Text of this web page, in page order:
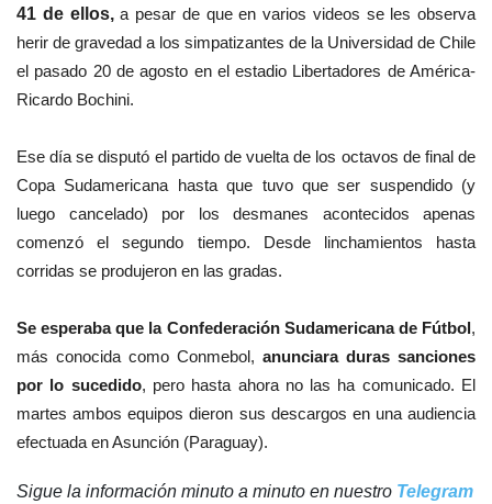
41 de ellos,a pesar de que en varios videos se les observa
herir de gravedad a los simpatizantes de la Universidad de Chile
el pasado 20 de agosto en el estadio Libertadores de América-
Ricardo Bochini.
Ese día se disputó el partido de vuelta de los octavos de final de
Copa Sudamericana hasta que tuvo que ser suspendido (y
luego cancelado) por los desmanes acontecidos apenas
comenzó el segundo tiempo. Desde linchamientos hasta
corridas se produjeron en las gradas.
Se esperaba que la Confederación Sudamericana de Fútbol,
más conocida como Conmebol, anunciara duras sanciones
por lo sucedido, pero hasta ahora no las ha comunicado. El
martes ambos equipos dieron sus descargos en una audiencia
efectuada en Asunción (Paraguay).
Sigue la información minuto a minuto en nuestro Telegram